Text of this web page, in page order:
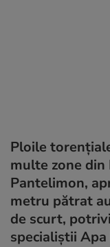
Ploile
multe zone din
Pantelimon,
metru pătrat
de scurt,
specialiştii